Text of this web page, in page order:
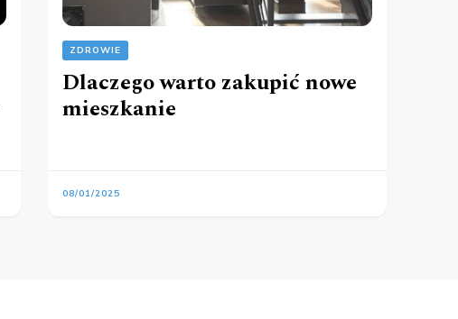
ZDROWIE
Dlaczego warto zakupić nowe
mieszkanie
08/01/2025